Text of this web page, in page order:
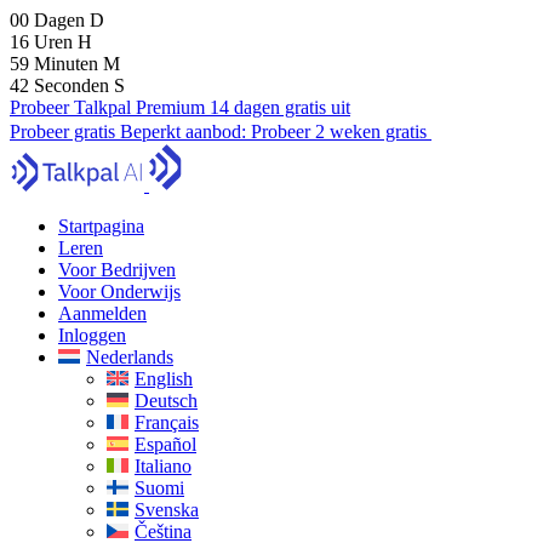
00 Dagen D
16 Uren H
59 Minuten M
41 Seconden S
Probeer Talkpal Premium 14 dagen gratis uit
Probeer gratis Beperkt aanbod: Probeer 2 weken gratis
Startpagina
Leren
Voor Bedrijven
Voor Onderwijs
Aanmelden
Inloggen
Nederlands
English
Deutsch
Français
Español
Italiano
Suomi
Svenska
Čeština